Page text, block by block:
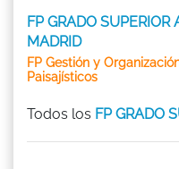
FP GRADO
MADRID
FP Gestión y
Paisajísticos
Todos los FP GRADO